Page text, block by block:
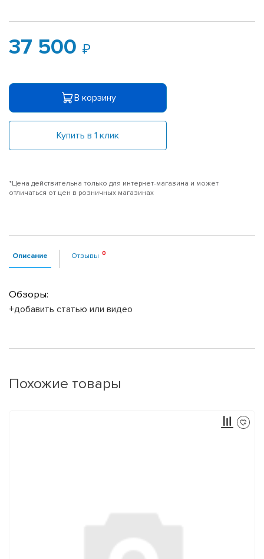
37 500
В корзину
Купить в 1 клик
*Цена действительна только для интернет-магазина и может
отличаться от цен в розничных магазинах
Описание Отзывы
Обзоры:
+добавить статью или видео
Похожие товары